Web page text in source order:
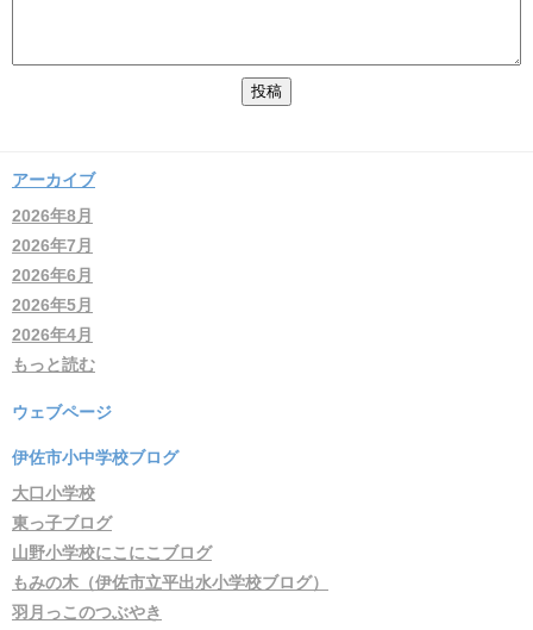
アーカイブ
2026年8月
2026年7月
2026年6月
2026年5月
2026年4月
もっと読む
ウェブページ
伊佐市小中学校ブログ
大口小学校
東っ子ブログ
山野小学校にこにこブログ
もみの木（伊佐市立平出水小学校ブログ）
羽月っこのつぶやき